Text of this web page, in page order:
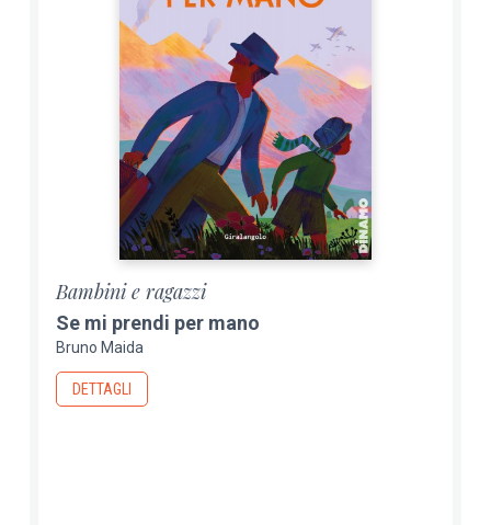
Bambini e ragazzi
Se mi prendi per mano
Bruno Maida
DETTAGLI